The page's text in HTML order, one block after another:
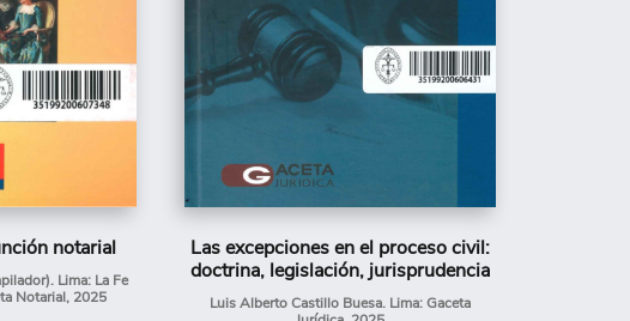
notarial
Lima: La Fe
Notarial, 2025
Las excepciones en el proceso civil:
doctrina, legislación, jurisprudencia
Luis Alberto Castillo Buesa. Lima: Gaceta